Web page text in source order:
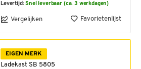
Levertijd:Snel leverbaar (ca. 3 werkdagen)
Vergelijken Favorietenlijst
EIGEN MERK
Ladekast SB 5805